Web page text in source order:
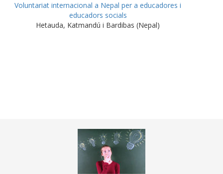
Voluntariat internacional a Nepal per a educadores i
educadors socials
Hetauda, Katmandú i Bardibas (Nepal)